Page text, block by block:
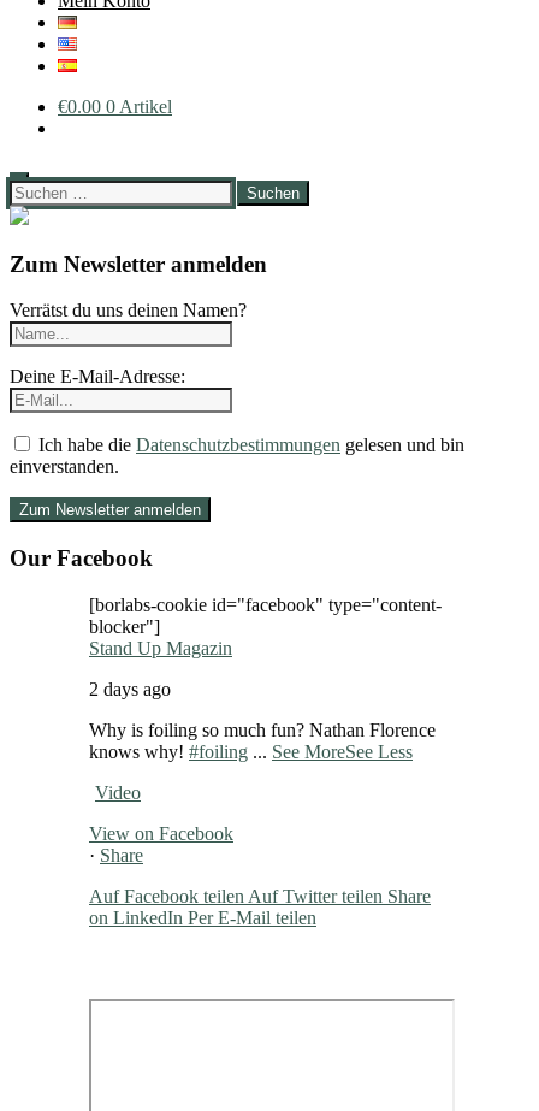
€0.00 0 Artikel
Suchen
nach:
Zum Newsletter anmelden
Verrätst du uns deinen Namen?
Deine E-Mail-Adresse:
Ich habe die Datenschutzbestimmungen gelesen und bin
einverstanden.
Our Facebook
[borlabs-cookie id="facebook" type="content-
blocker"]
Stand Up Magazin
2 days ago
Why is foiling so much fun? Nathan Florence
knows why! #foiling ... See MoreSee Less
Video
View on Facebook
· Share
Auf Facebook teilen Auf Twitter teilen Share
on LinkedIn Per E-Mail teilen